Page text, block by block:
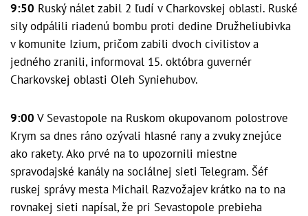
9:50 Ruský nálet zabil 2 ľudí v Charkovskej oblasti. Ruské
sily odpálili riadenú bombu proti dedine Družheliubivka
v komunite Izium, pričom zabili dvoch civilistov a
jedného zranili, informoval 15. októbra guvernér
Charkovskej oblasti Oleh Syniehubov.
9:00 V Sevastopole na Ruskom okupovanom polostrove
Krym sa dnes ráno ozývali hlasné rany a zvuky znejúce
ako rakety. Ako prvé na to upozornili miestne
spravodajské kanály na sociálnej sieti Telegram. Šéf
ruskej správy mesta Michail Razvožajev krátko na to na
rovnakej sieti napísal, že pri Sevastopole prebieha